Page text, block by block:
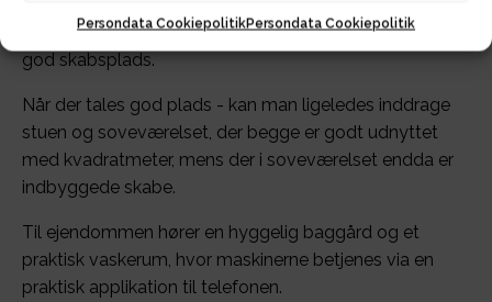
Persondata CookiepolitikPersondata Cookiepolitik
køkken med medfølgende komfur og emhætte samt
god skabsplads.
Når der tales god plads - kan man ligeledes inddrage
stuen og soveværelset, der begge er godt udnyttet
med kvadratmeter, mens der i soveværelset endda er
indbyggede skabe.
Til ejendommen hører en hyggelig baggård og et
praktisk vaskerum, hvor maskinerne betjenes via en
praktisk applikation til telefonen.